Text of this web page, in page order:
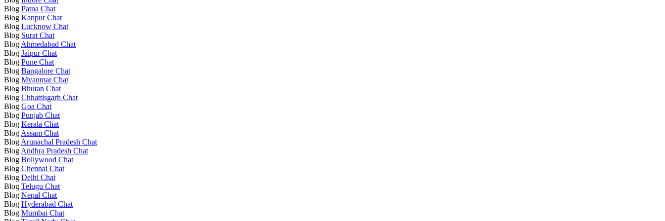
Blog Patna Chat
Blog Kanpur Chat
Blog Lucknow Chat
Blog Surat Chat
Blog Ahmedabad Chat
Blog Jaipur Chat
Blog Pune Chat
Blog Bangalore Chat
Blog Myanmar Chat
Blog Bhutan Chat
Blog Chhattisgarh Chat
Blog Goa Chat
Blog Punjab Chat
Blog Kerala Chat
Blog Assam Chat
Blog Arunachal Pradesh Chat
Blog Andhra Pradesh Chat
Blog Bollywood Chat
Blog Chennai Chat
Blog Delhi Chat
Blog Telugu Chat
Blog Nepal Chat
Blog Hyderabad Chat
Blog Mumbai Chat